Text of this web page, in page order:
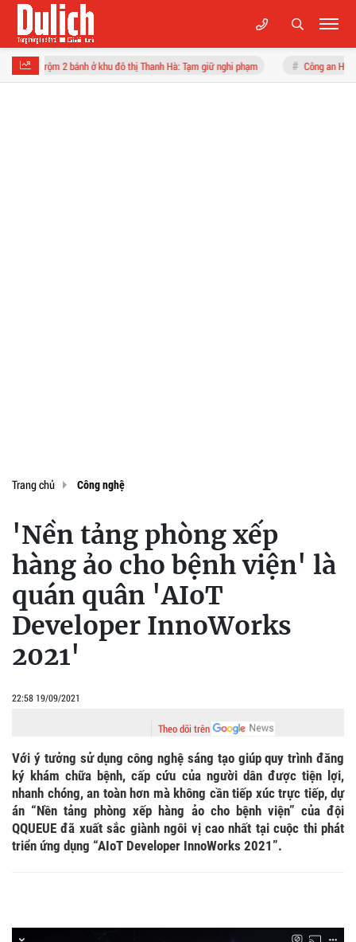
ở khu đô thị Thanh Hà: Tạm giữ nghi phạm Công an Hà Nội truy tìm Dương
Trang chủ Công nghệ
'Nền tảng phòng xếp
hàng ảo cho bệnh viện' là
quán quân 'AIoT
Developer InnoWorks
2021'
22:58 19/09/2021
Theo dõi trên
Với ý tưởng sử dụng công nghệ sáng tạo giúp quy trình đăng
ký khám chữa bệnh, cấp cứu của người dân được tiện lợi,
nhanh chóng, an toàn hơn mà không cần tiếp xúc trực tiếp, dự
án “Nền tảng phòng xếp hàng ảo cho bệnh viện” của đội
QQUEUE đã xuất sắc giành ngôi vị cao nhất tại cuộc thi phát
triển ứng dụng “AIoT Developer InnoWorks 2021”.